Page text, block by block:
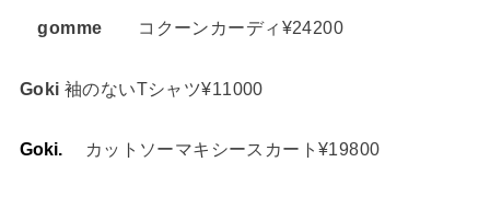
gomme コクーンカーディ¥24200
Goki 袖のないTシャツ¥11000
Goki.カットソーマキシースカート¥19800